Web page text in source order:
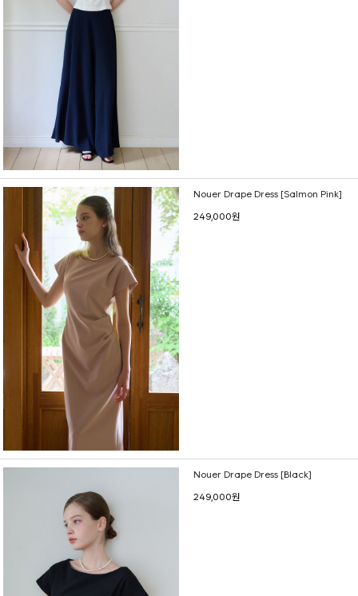
Nouer Drape Dress [Salmon Pink]
249,000원
Nouer Drape Dress [Black]
249,000원